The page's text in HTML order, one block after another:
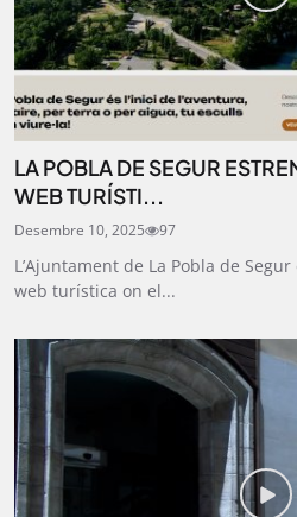
LA POBLA DE SEGUR
WEB TURÍSTI...
Desembre 10, 2025 97
L’Ajuntament de La Pobla de
web turística on el...